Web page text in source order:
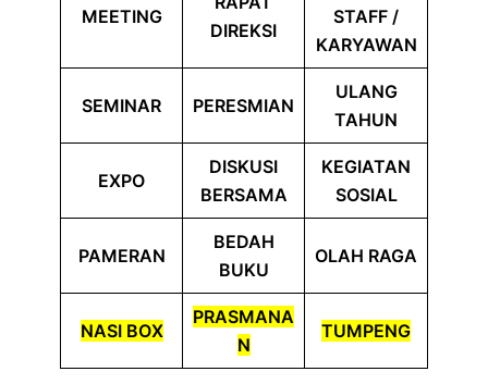
MEETING
DIREKSI
STAFF /
KARYAWAN
SEMINAR PERESMIAN
ULANG
TAHUN
EXPO
DISKUSI
BERSAMA
KEGIATAN
SOSIAL
PAMERAN
BEDAH
BUKU
OLAH RAGA
NASI BOX
PRASMANA
N
TUMPENG